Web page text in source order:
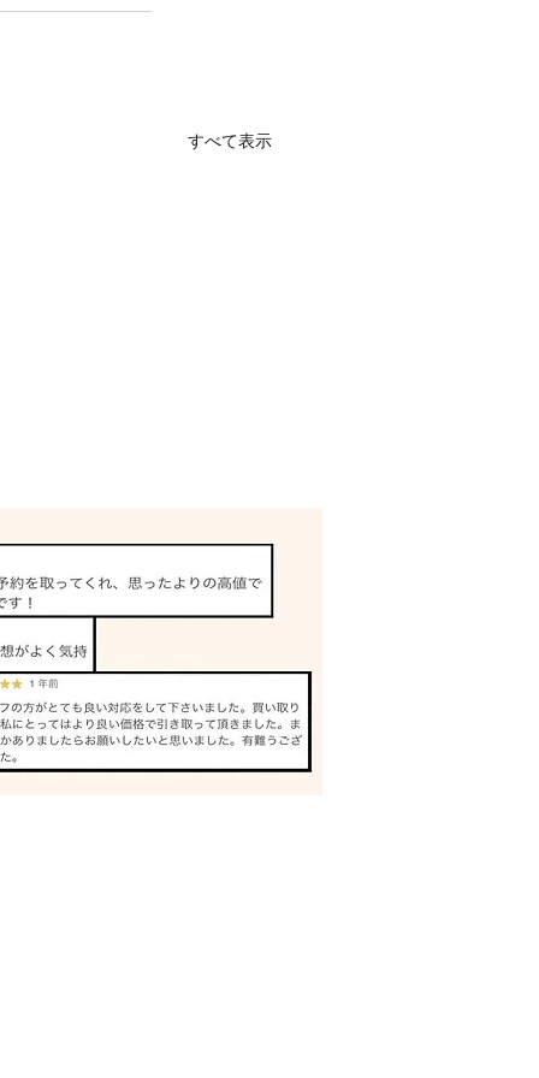
すべて表示
クス 出張買取 神戸｜姫
取専門店